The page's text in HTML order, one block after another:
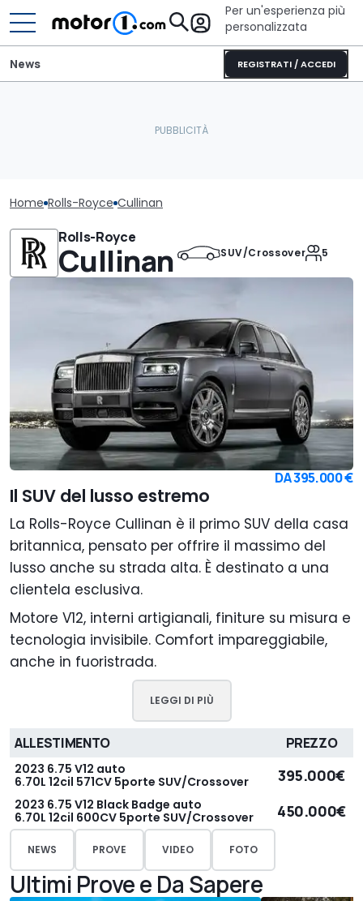
Per un'esperienza più
personalizzata
REGISTRATI / ACCEDI
News
Home Rolls-Royce Cullinan
Rolls-Royce
Cullinan SUV/Crossover 5
DA395.000 €
Il SUV del lusso estremo
La Rolls-Royce Cullinan è il primo SUV della casa
britannica, pensato per offrire il massimo del
lusso anche su strada alta. È destinato a una
clientela esclusiva.
Motore V12, interni artigianali, finiture su misura e
tecnologia invisibile. Comfort impareggiabile,
anche in fuoristrada.
LEGGI DI PIÙ
ALLESTIMENTO PREZZO
2023 6.75 V12 auto
6.70L 12cil 571CV 5porte SUV/Crossover
395.000€
2023 6.75 V12 Black Badge auto
6.70L 12cil 600CV 5porte SUV/Crossover
450.000€
NEWS PROVE VIDEO FOTO
Ultimi Prove e Da Sapere